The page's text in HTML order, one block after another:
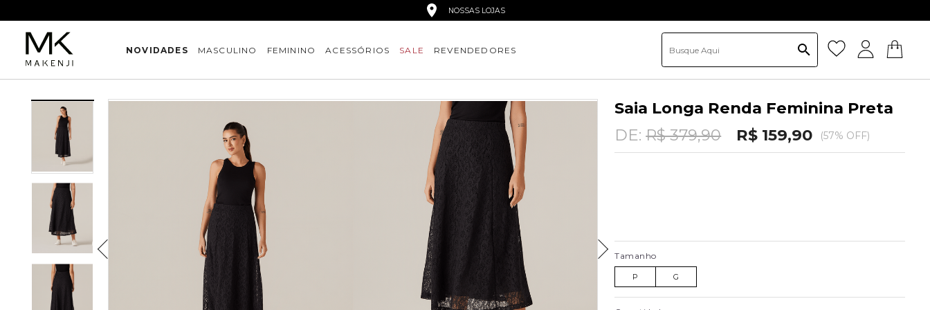
NOSSAS LOJAS
NOVIDADES MASCULINO FEMININO ACESSÓRIOS SALE REVENDEDORES
Saia Longa Renda Feminina Preta
DE:R$ 379,90 R$ 159,90 (57% OFF)
Tamanho
P G